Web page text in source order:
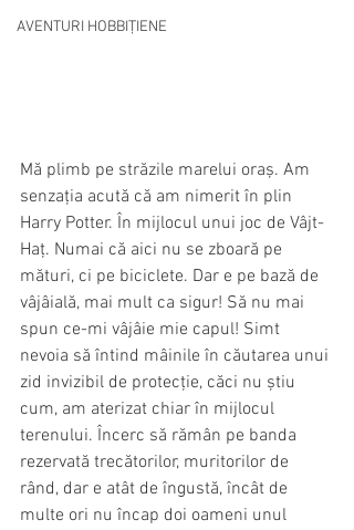
AVENTURI HOBBIȚIENE
Mă plimb pe străzile marelui oraș. Am
senzația acută că am nimerit în plin
Harry Potter. În mijlocul unui joc de Vâjt-
Haț. Numai că aici nu se zboară pe
mături, ci pe biciclete. Dar e pe bază de
vâjâială, mai mult ca sigur! Să nu mai
spun ce-mi vâjâie mie capul! Simt
nevoia să întind mâinile în căutarea unui
zid invizibil de protecție, căci nu știu
cum, am aterizat chiar în mijlocul
terenului. Încerc să rămân pe banda
rezervată trecătorilor, muritorilor de
rând, dar e atât de îngustă, încât de
multe ori nu încap doi oameni unul